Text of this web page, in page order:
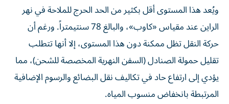
ويُعد هذا المستوى أقل بكثير من الحد الحرج للملاحة في نهر
الراين عند مقياس «كاوب»، والبالغ 78 سنتيمتراً. ورغم أن
حركة النقل تظل ممكنة دون هذا المستوى، إلا أنها تتطلب
تقليل حمولة الصنادل (السفن النهرية المخصصة للشحن)، مما
يؤدي إلى ارتفاع حاد في تكاليف نقل البضائع والرسوم الإضافية
المرتبطة بانخفاض منسوب المياه.